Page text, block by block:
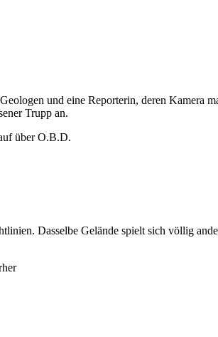
und eine Reporterin, deren Kamera
Trupp an.
über O.B.D.
Dasselbe Gelände spielt sich völlig